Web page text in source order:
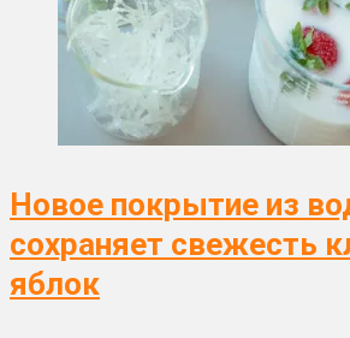
Новое покрытие из
сохраняет свежесть
яблок